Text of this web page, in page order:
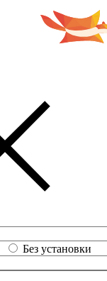
Без установки